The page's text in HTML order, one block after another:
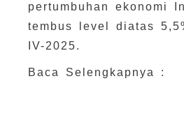
pertumbuhan ekonomi
tembus level diatas
IV-2025.
Baca Selengkapnya :